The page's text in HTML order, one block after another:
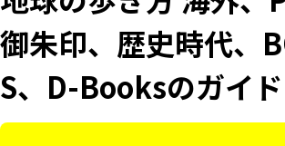
御朱印、歴史時代、
S、D-Booksのガイ